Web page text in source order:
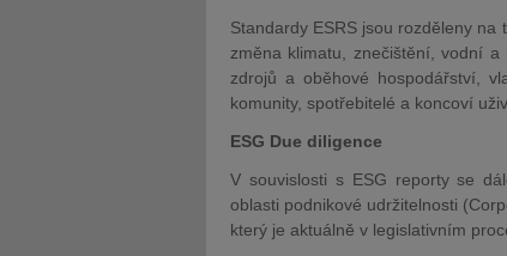
Standardy ESRS jsou rozděleny na
změna klimatu, znečištění, vodní
zdrojů a oběhové hospodářství,
komunity, spotřebitelé a koncoví
ESG Due diligence
V souvislosti s ESG reporty se
oblasti podnikové udržitelnosti
který je aktuálně v legislativním